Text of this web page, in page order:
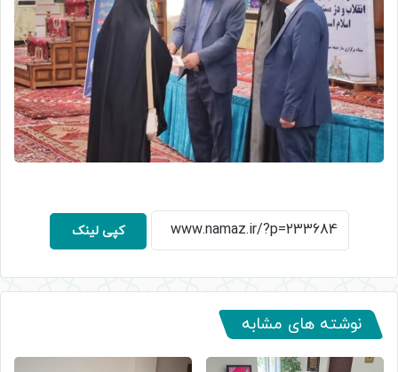
کپی لینک
نوشته های مشابه